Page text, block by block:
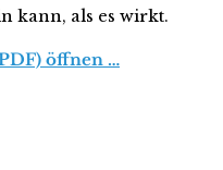
kann, als es wirkt.
öffnen …